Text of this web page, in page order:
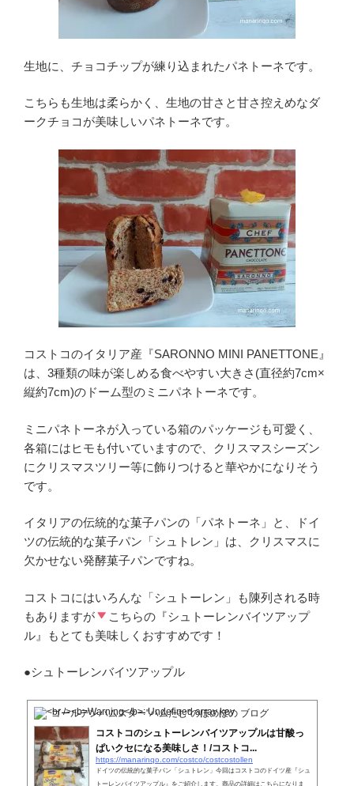
生地に、チョコチップが練り込まれたパネトーネです。
こちらも生地は柔らかく、生地の甘さと甘さ控えめなダ
ークチョコが美味しいパネトーネです。
コストコのイタリア産『SARONNO MINI PANETTONE』
は、3種類の味が楽しめる食べやすい大きさ(直径約7cm×
縦約7cm)のドーム型のミニパネトーネです。
ミニパネトーネが入っている箱のパッケージも可愛く、
各箱にはヒモも付いていますので、クリスマスシーズン
にクリスマスツリー等に飾りつけると華やかになりそう
です。
イタリアの伝統的な菓子パンの「パネトーネ」と、ドイ
ツの伝統的な菓子パン「シュトレン」は、クリスマスに
欠かせない発酵菓子パンですね。
コストコにはいろんな「シュトーレン」も陳列される時
もありますが
こちらの『シュトーレンバイツアップ
ル』もとても美味しくおすすめです！
●シュトーレンバイツアップル
ゴールデンハムスター"ハムたむ"のほのぼの ブログ
コストコのシュトーレンバイツアップルは甘酸っ
ぱいクセになる美味しさ！/コストコ...
https://manarinqo.com/costco/costcostollen
ドイツの伝統的な菓子パン「シュトレン」今回はコストコのドイツ産『シュ
トーレンバイツアップル』をご紹介します。商品の詳細はこちらになりま